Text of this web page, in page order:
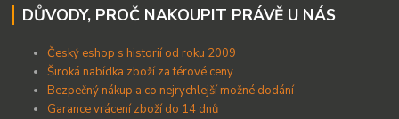
DŮVODY, PROČ NAKOUPIT PRÁVĚ U NÁS
Český eshop s historií od roku 2009
Široká nabídka zboží za férové ceny
Bezpečný nákup a co nejrychlejší možné dodání
Garance vrácení zboží do 14 dnů